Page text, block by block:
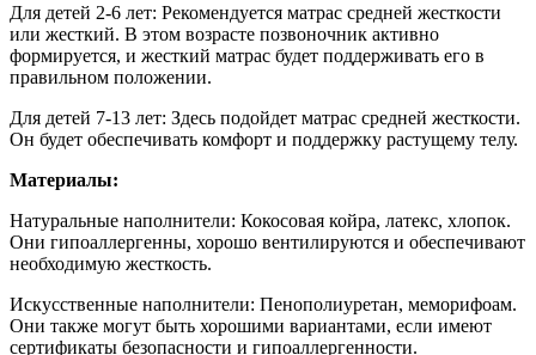
Для детей 2-6 лет: Рекомендуется матрас средней жесткости
или жесткий. В этом возрасте позвоночник активно
формируется, и жесткий матрас будет поддерживать его в
правильном положении.
Для детей 7-13 лет: Здесь подойдет матрас средней жесткости.
Он будет обеспечивать комфорт и поддержку растущему телу.
Материалы:
Натуральные наполнители: Кокосовая койра, латекс, хлопок.
Они гипоаллергенны, хорошо вентилируются и обеспечивают
необходимую жесткость.
Искусственные наполнители: Пенополиуретан, меморифоам.
Они также могут быть хорошими вариантами, если имеют
сертификаты безопасности и гипоаллергенности.